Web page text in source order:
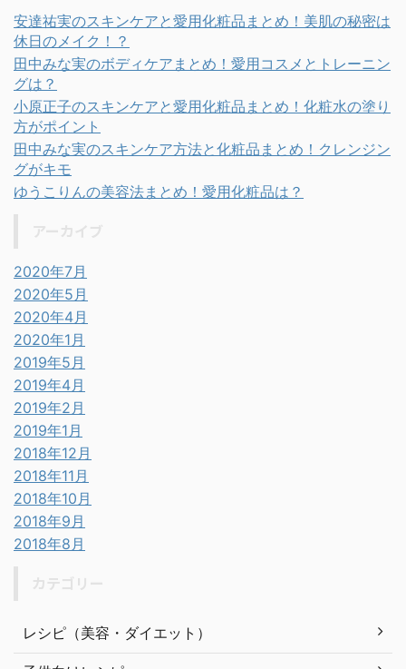
安達祐実のスキンケアと愛用化粧品まとめ！美肌の秘密は
休日のメイク！？
田中みな実のボディケアまとめ！愛用コスメとトレーニン
グは？
小原正子のスキンケアと愛用化粧品まとめ！化粧水の塗り
方がポイント
田中みな実のスキンケア方法と化粧品まとめ！クレンジン
グがキモ
ゆうこりんの美容法まとめ！愛用化粧品は？
2020年7月
2020年5月
2020年4月
2020年1月
2019年5月
2019年4月
2019年2月
2019年1月
2018年12月
2018年11月
2018年10月
2018年9月
2018年8月
レシピ（美容・ダイエット）